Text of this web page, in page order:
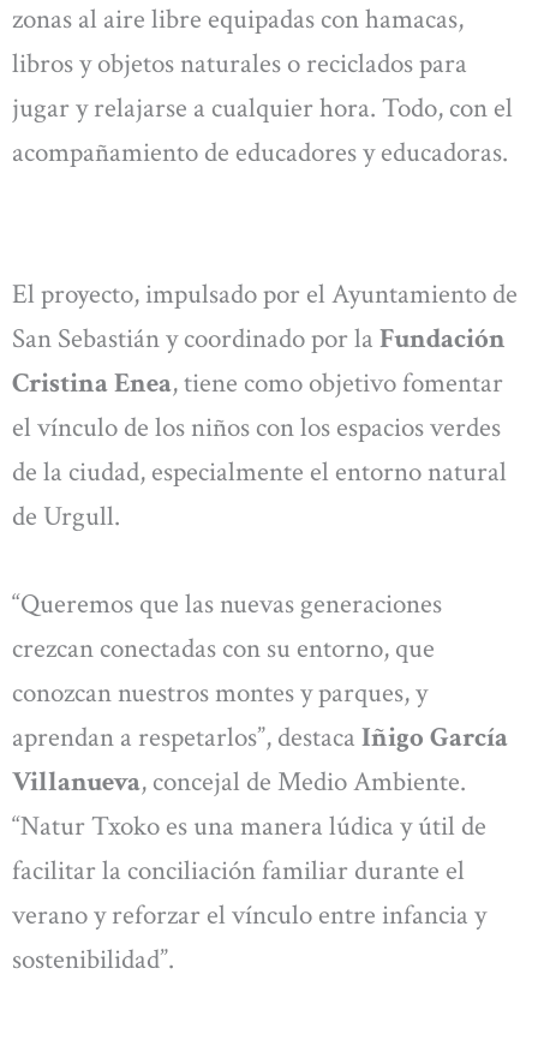
zonas al aire libre equipadas con hamacas,
libros y objetos naturales o reciclados para
jugar y relajarse a cualquier hora. Todo, con el
acompañamiento de educadores y educadoras.
El proyecto, impulsado por el Ayuntamiento de
San Sebastián y coordinado por la Fundación
Cristina Enea, tiene como objetivo fomentar
el vínculo de los niños con los espacios verdes
de la ciudad, especialmente el entorno natural
de Urgull.
“Queremos que las nuevas generaciones
crezcan conectadas con su entorno, que
conozcan nuestros montes y parques, y
aprendan a respetarlos”, destaca Iñigo García
Villanueva, concejal de Medio Ambiente.
“Natur Txoko es una manera lúdica y útil de
facilitar la conciliación familiar durante el
verano y reforzar el vínculo entre infancia y
sostenibilidad”.